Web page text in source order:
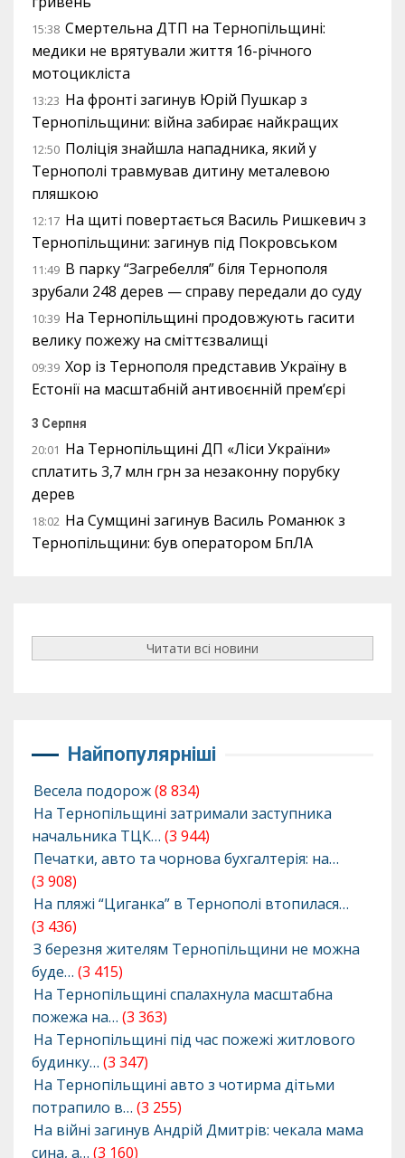
15:38 Смертельна ДТП на Тернопільщині:
медики не врятували життя 16-річного
мотоцикліста
13:23 На фронті загинув Юрій Пушкар з
Тернопільщини: війна забирає найкращих
12:50 Поліція знайшла нападника, який у
Тернополі травмував дитину металевою
пляшкою
12:17 На щиті повертається Василь Ришкевич з
Тернопільщини: загинув під Покровськом
11:49 В парку “Загребелля” біля Тернополя
зрубали 248 дерев — справу передали до суду
10:39 На Тернопільщині продовжують гасити
велику пожежу на сміттєзвалищі
09:39 Хор із Тернополя представив Україну в
Естонії на масштабній антивоєнній прем’єрі
3 Серпня
20:01 На Тернопільщині ДП «Ліси України»
сплатить 3,7 млн грн за незаконну порубку
дерев
18:02 На Сумщині загинув Василь Романюк з
Тернопільщини: був оператором БпЛА
Читати всі новини
Найпопулярніші
Весела подорож(8 834)
На Тернопільщині затримали заступника
начальника ТЦК… (3 944)
Печатки, авто та чорнова бухгалтерія: на…
(3 908)
На пляжі “Циганка” в Тернополі втопилася…
(3 436)
З березня жителям Тернопільщини не можна
буде… (3 415)
На Тернопільщині спалахнула масштабна
пожежа на… (3 363)
На Тернопільщині під час пожежі житлового
будинку… (3 347)
На Тернопільщині авто з чотирма дітьми
потрапило в… (3 255)
На війні загинув Андрій Дмитрів: чекала мама
сина, а… (3 160)